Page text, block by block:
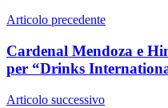
Articolo precedente
Cardenal Mendoza e
per “Drinks
Articolo successivo